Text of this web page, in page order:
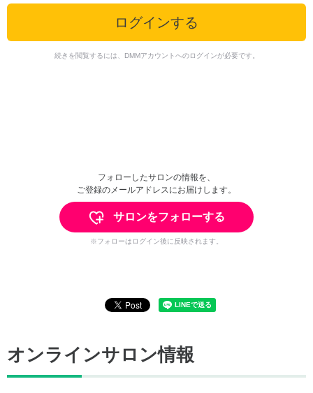
ログインする
続きを閲覧するには、DMMアカウントへのログインが必要です。
フォローしたサロンの情報を、
ご登録のメールアドレスにお届けします。
サロンをフォローする
※フォローはログイン後に反映されます。
オンラインサロン情報